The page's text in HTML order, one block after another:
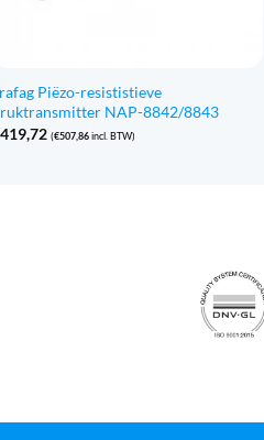
Piëzo-resististieve
NAP-8842/8843
419,72 (€507,86incl. BTW)